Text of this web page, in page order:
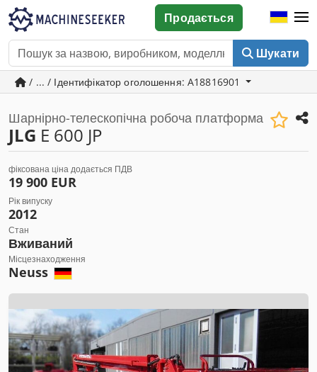
Шукати
Продається
/ ... / Ідентифікатор оголошення: A18816901
Шарнірно-телескопічна робоча платформа
JLG E 600 JP
фіксована ціна додається ПДВ
19 900 EUR
Рік випуску
2012
Стан
Вживаний
Місцезнаходження
Neuss